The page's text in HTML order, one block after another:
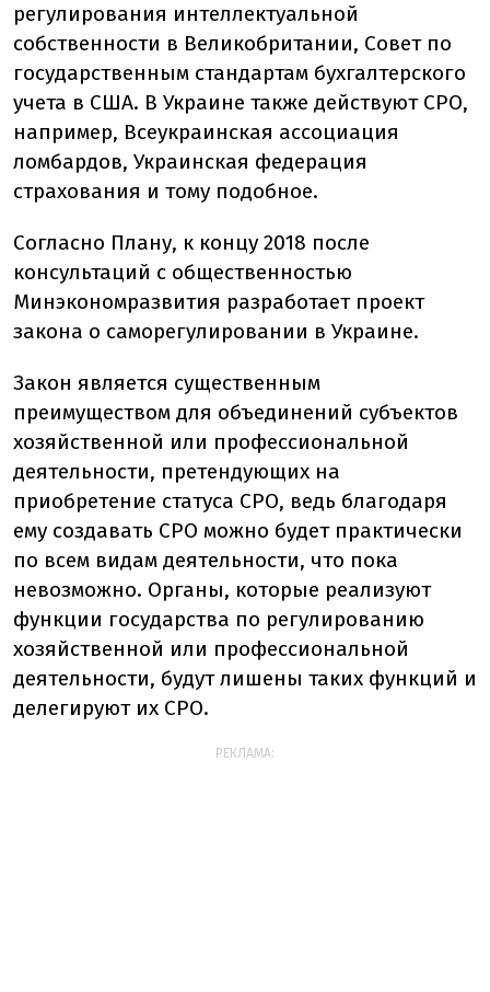
регулирования интеллектуальной
собственности в Великобритании, Совет по
государственным стандартам бухгалтерского
учета в США. В Украине также действуют СРО,
например, Всеукраинская ассоциация
ломбардов, Украинская федерация
страхования и тому подобное.
Согласно Плану, к концу 2018 после
консультаций с общественностью
Минэкономразвития разработает проект
закона о саморегулировании в Украине.
Закон является существенным
преимуществом для объединений субъектов
хозяйственной или профессиональной
деятельности, претендующих на
приобретение статуса СРО, ведь благодаря
ему создавать СРО можно будет практически
по всем видам деятельности, что пока
невозможно. Органы, которые реализуют
функции государства по регулированию
хозяйственной или профессиональной
деятельности, будут лишены таких функций и
делегируют их СРО.
РЕКЛАМА: